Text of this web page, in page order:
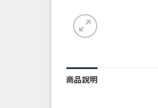
商品說明